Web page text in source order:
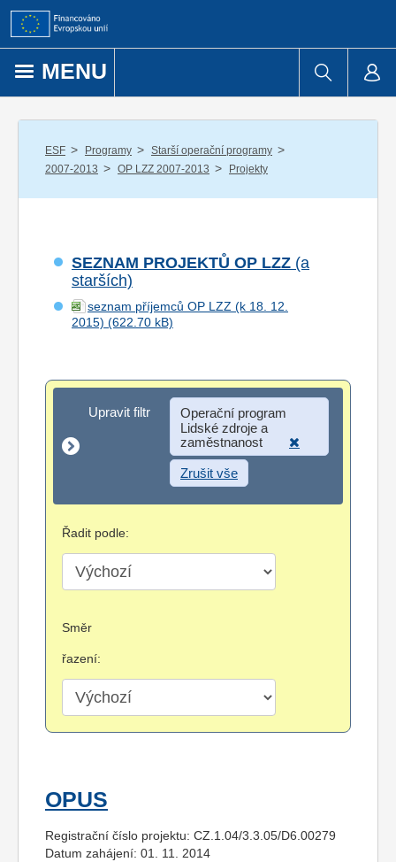
Přejít k obsahu
MENU
ESF / Programy / Starší operační programy /
2007-2013 / OP LZZ 2007-2013 / Projekty
SEZNAM PROJEKTŮ OP LZZ (a
starších)
seznam příjemců OP LZZ (k 18. 12.
2015)
Upravit filtr
Upravit filtr
Operační program
Lidské zdroje a
zaměstnanost
Zrušit vše
Řadit podle:
Směr
řazení:
OPUS
Registrační číslo projektu: CZ.1.04/3.3.05/D6.00279
Datum zahájení: 01. 11. 2014